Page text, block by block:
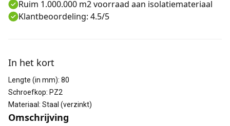
Ruim 1.000.000 m2 voorraad aan isolatiemateriaal
Klantbeoordeling: 4.5/5
In het kort
Lengte (in mm): 80
Schroefkop: PZ2
Materiaal : Staal (verzinkt)
Omschrijving